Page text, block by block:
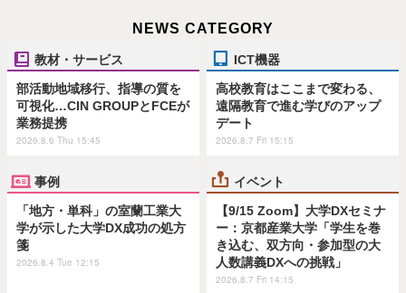
NEWS CATEGORY
教材・サービス
部活動地域移行、指導の質を
可視化…CIN GROUPとFCEが
業務提携
2026.8.6 Thu 15:45
ICT機器
高校教育はここまで変わる、
遠隔教育で進む学びのアップ
デート
2026.8.7 Fri 15:15
事例
「地方・単科」の室蘭工業大
学が示した大学DX成功の処方
箋
2026.8.4 Tue 12:15
イベント
【9/15 Zoom】大学DXセミナ
ー：京都産業大学「学生を巻
き込む、双方向・参加型の大
人数講義DXへの挑戦」
2026.8.7 Fri 14:15